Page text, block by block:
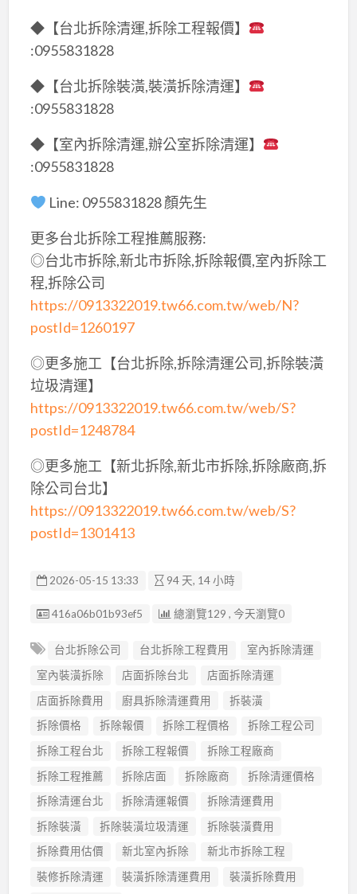
◆【台北拆除清運,拆除工程報價】
:0955831828
◆【台北拆除裝潢,裝潢拆除清運】
:0955831828
◆【室內拆除清運,辦公室拆除清運】
:0955831828
Line: 0955831828 顏先生
更多台北拆除工程推薦服務:
◎台北市拆除,新北市拆除,拆除報價,室內拆除工
程,拆除公司
https://0913322019.tw66.com.tw/web/N?
postId=1260197
◎更多施工【台北拆除,拆除清運公司,拆除裝潢
垃圾清運】
https://0913322019.tw66.com.tw/web/S?
postId=1248784
◎更多施工【新北拆除,新北市拆除,拆除廠商,拆
除公司台北】
https://0913322019.tw66.com.tw/web/S?
postId=1301413
2026-05-15 13:33 94 天, 14 小時
廣告编號
416a06b01b93ef5 總瀏覽129 , 今天瀏覽0
台北拆除公司 台北拆除工程費用
室內拆除清運
室內裝潢拆除
店面拆除台北
店面拆除清運
店面拆除費用
廚具拆除清運費用
拆裝潢
拆除價格
拆除報價 拆除工程價格
拆除工程公司
拆除工程台北
拆除工程報價
拆除工程廠商
拆除工程推薦
拆除店面 拆除廠商
拆除清運價格
拆除清運台北
拆除清運報價
拆除清運費用
拆除裝潢
拆除裝潢垃圾清運
拆除裝潢費用
拆除費用估價
新北室內拆除
新北市拆除工程
裝修拆除清運
裝潢拆除清運費用
裝潢拆除費用